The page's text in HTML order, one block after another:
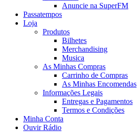
Anuncie na SuperFM
Passatempos
Loja
Produtos
Bilhetes
Merchandising
Musica
As Minhas Compras
Carrinho de Compras
As Minhas Encomendas
Informações Legais
Entregas e Pagamentos
Termos e Condições
Minha Conta
Ouvir Rádio